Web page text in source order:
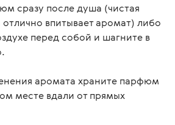
сразу после душа (чистая
впитывает аромат) либо
перед собой и шагните в
аромата храните парфюм
месте вдали от прямых